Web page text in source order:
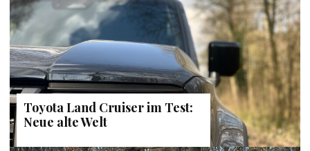
Toyota Land Cruiser im Test:
Neue alte Welt